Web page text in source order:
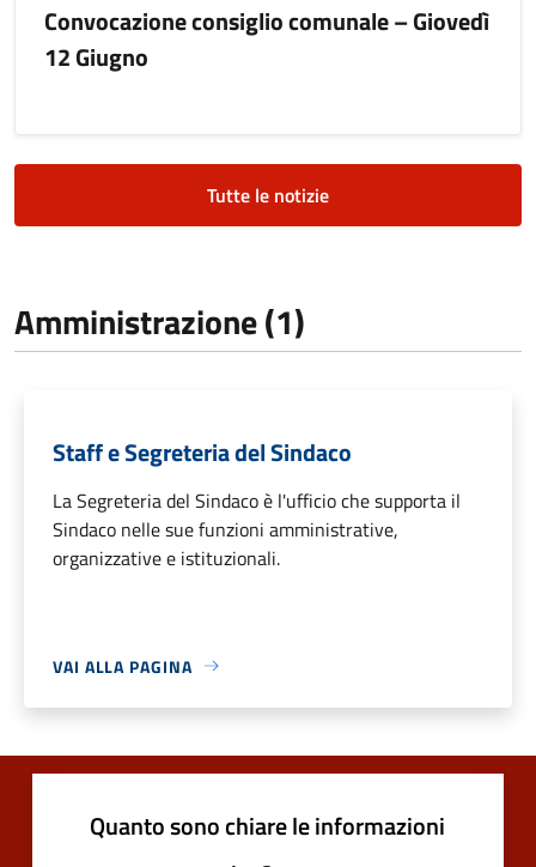
Convocazione consiglio comunale – Giovedì
12 Giugno
Tutte le notizie
Amministrazione (1)
Staff e Segreteria del Sindaco
La Segreteria del Sindaco è l'ufficio che supporta il
Sindaco nelle sue funzioni amministrative,
organizzative e istituzionali.
VAI ALLA PAGINA
Quanto sono chiare le informazioni